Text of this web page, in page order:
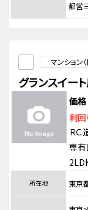
都営
マンション
グランスイー
価格
利回
Ｒ
専
所在地 東京